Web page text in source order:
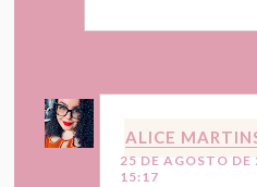
ALICE
25 DE AGOSTO DE
15:17